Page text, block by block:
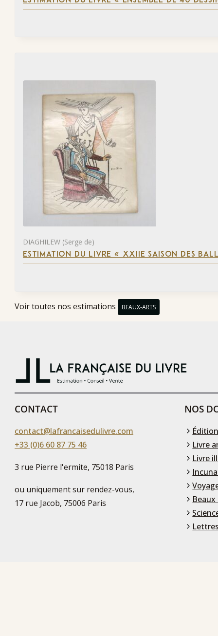
DIAGHILEW (Serge de)
ESTIMATION DU LIVRE « XXIIE SAISON DES
Voir toutes nos estimations BEAUX-ARTS
CONTACT
contact@lafrancaisedulivre.com
+33 (0)6 60 87 75 46
3 rue Pierre l'ermite, 75018 Paris
ou uniquement sur rendez-vous,
17 rue Jacob, 75006 Paris
NOS
Livre
Livre